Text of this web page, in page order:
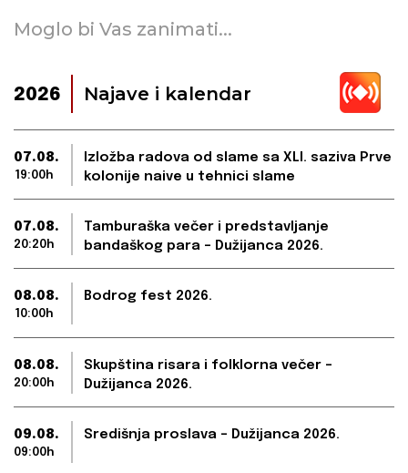
Moglo bi Vas zanimati...
2026 Najave i kalendar
07.08.
19:00h
Izložba radova od slame sa XLI. saziva Prve
kolonije naive u tehnici slame
07.08.
20:20h
Tamburaška večer i predstavljanje
bandaškog para – Dužijanca 2026.
08.08.
10:00h
Bodrog fest 2026.
08.08.
20:00h
Skupština risara i folklorna večer –
Dužijanca 2026.
09.08.
09:00h
Središnja proslava – Dužijanca 2026.